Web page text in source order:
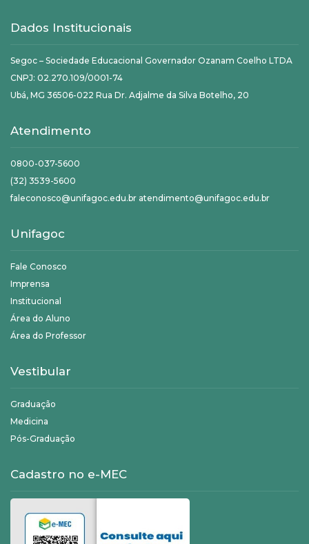
Dados Institucionais
Segoc – Sociedade Educacional Governador Ozanam Coelho LTDA
CNPJ: 02.270.109/0001-74
Ubá, MG 36506-022 Rua Dr. Adjalme da Silva Botelho, 20
Atendimento
0800-037-5600
(32) 3539-5600
faleconosco@unifagoc.edu.br atendimento@unifagoc.edu.br
Unifagoc
Fale Conosco
Imprensa
Institucional
Área do Aluno
Área do Professor
Vestibular
Graduação
Medicina
Pós-Graduação
Cadastro no e-MEC